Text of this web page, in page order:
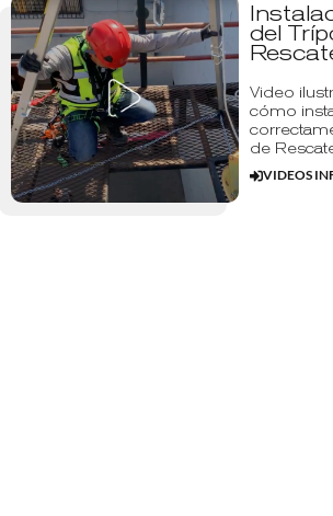
del
Video
cómo
de
VIDEOS